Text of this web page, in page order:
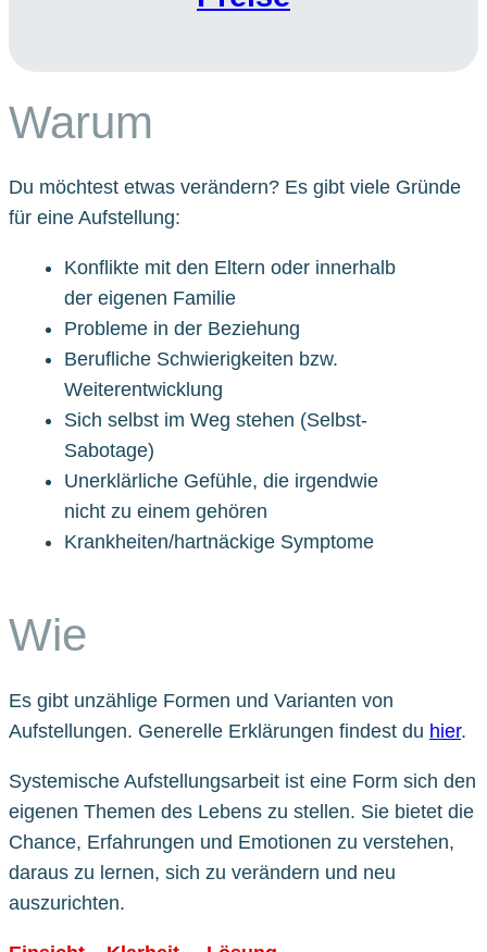
Warum
Du möchtest etwas verändern? Es gibt viele Gründe
für eine Aufstellung:
Konflikte mit den Eltern oder innerhalb
der eigenen Familie
Probleme in der Beziehung
Berufliche Schwierigkeiten bzw.
Weiterentwicklung
Sich selbst im Weg stehen (Selbst-
Sabotage)
Unerklärliche Gefühle, die irgendwie
nicht zu einem gehören
Krankheiten/hartnäckige Symptome
Wie
Es gibt unzählige Formen und Varianten von
Aufstellungen. Generelle Erklärungen findest du hier.
Systemische Aufstellungsarbeit ist eine Form sich den
eigenen Themen des Lebens zu stellen. Sie bietet die
Chance, Erfahrungen und Emotionen zu verstehen,
daraus zu lernen, sich zu verändern und neu
auszurichten.